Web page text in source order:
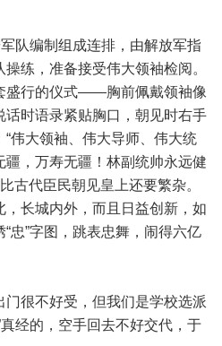
队编制组成连排，由解放军指
练，准备接受伟大领袖检阅。
盛行的仪式——胸前佩戴领袖像
时语录紧贴胸口，朝见时右手
伟大领袖、伟大导师、伟大统
，万寿无疆！林副统帅永远健
古代臣民朝见皇上还要繁杂。
长城内外，而且日益创新，如
忠”字图，跳表忠舞，闹得六亿
很不好受，但我们是学校选派
经的，空手回去不好交代，于